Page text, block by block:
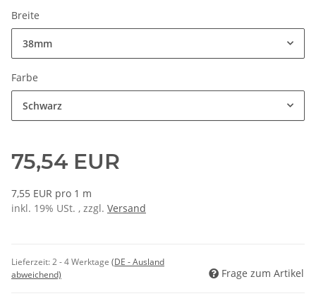
Breite
38mm
Farbe
Schwarz
75,54 EUR
7,55 EUR pro 1 m
inkl. 19% USt. , zzgl. Versand
Lieferzeit:2 - 4 Werktage (DE - Ausland
abweichend)
Frage zum Artikel